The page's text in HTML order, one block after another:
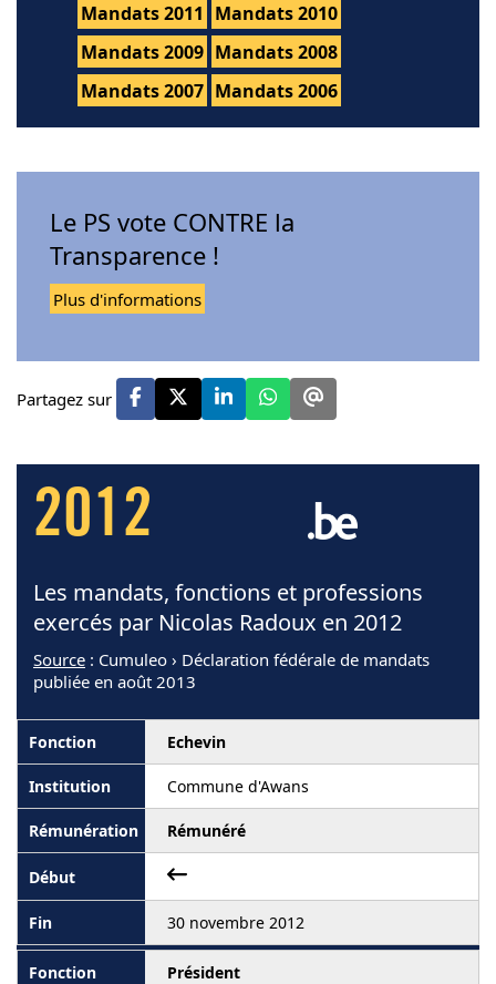
Mandats 2011 Mandats 2010
Mandats 2009 Mandats 2008
Mandats 2007 Mandats 2006
Le PS vote CONTRE la
Transparence !
Plus d'informations
Partagez sur
2012
Les mandats, fonctions et professions
exercés par Nicolas Radoux en 2012
Source : Cumuleo › Déclaration fédérale de mandats
publiée en août 2013
Echevin
Commune d'Awans
Rémunéré
30 novembre 2012
Président